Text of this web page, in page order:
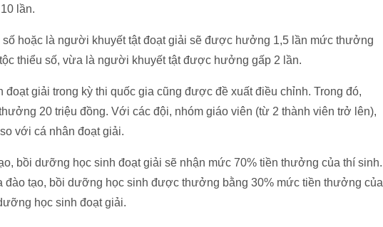
lần.
hoặc là người khuyết tật đoạt giải sẽ được hưởng 1,5 lần mức thưởng
thiểu số, vừa là người khuyết tật được hưởng gấp 2 lần.
giải trong kỳ thi quốc gia cũng được đề xuất điều chỉnh. Trong đó,
20 triệu đồng. Với các đội, nhóm giáo viên (từ 2 thành viên trở lên),
với cá nhân đoạt giải.
bồi dưỡng học sinh đoạt giải sẽ nhận mức 70% tiền thưởng của thí sinh.
đào tạo, bồi dưỡng học sinh được thưởng bằng 30% mức tiền thưởng của
học sinh đoạt giải.